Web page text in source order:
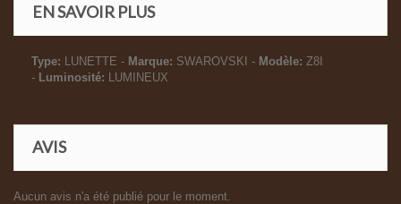
EN SAVOIR PLUS
Type: LUNETTE - Marque: SWAROVSKI - Modèle: Z8I
- Luminosité: LUMINEUX
AVIS
Aucun avis n'a été publié pour le moment.